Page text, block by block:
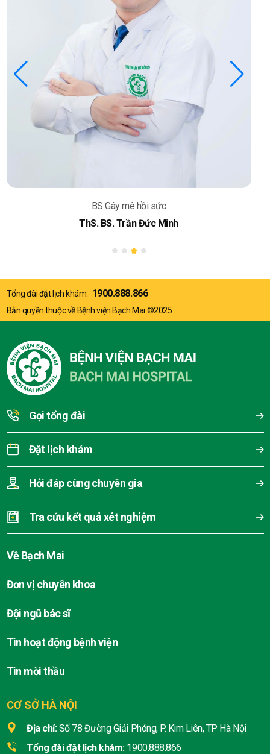
BS Gây mê hồi sức
BS. Nguyễn Giáp Việt Dũng
Tổng đài đặt lịch khám: 1900.888.866
Bản quyền thuộc về Bệnh viện Bạch Mai ©2025
CƠ SỞ HÀ NỘI
Địa chỉ: Số 78 Đường Giải Phóng, P. Kim Liên, TP Hà Nội
Tổng đài đặt lịch khám: 1900.888.866
Gọi tổng đài
Đặt lịch khám
Hỏi đáp cùng chuyên gia
Tra cứu kết quả xét nghiệm
Về Bạch Mai
Đơn vị chuyên khoa
Đội ngũ bác sĩ
Tin hoạt động bệnh viện
Tin mời thầu